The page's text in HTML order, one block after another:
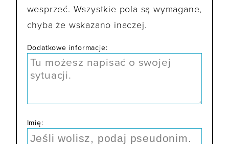
wesprzeć. Wszystkie pola są wymagane,
chyba że wskazano inaczej.
Dodatkowe informacje:
Imię: